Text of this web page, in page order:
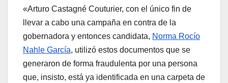
«Arturo Castagné Couturier, con el único fin de
llevar a cabo una campaña en contra de la
gobernadora y entonces candidata, Norma Rocío
Nahle García, utilizó estos documentos que se
generaron de forma fraudulenta por una persona
que, insisto, está ya identificada en una carpeta de